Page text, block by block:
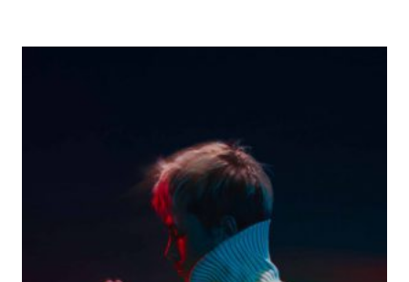
Programmi